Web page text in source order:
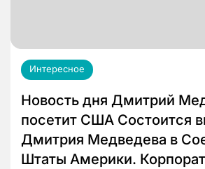
Интересное
Новость дня Дмитрий
посетит США Состоится
Дмитрия Медведева в
Штаты Америки.